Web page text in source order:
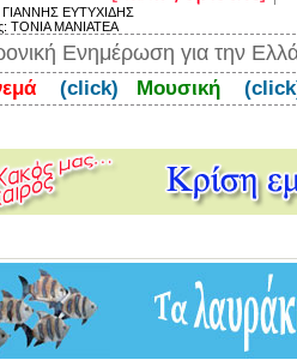
ΓΙΑΝΝΗΣ ΕΥΤΥΧΙΔΗΣ
ΤΟΝΙΑ ΜΑΝΙΑΤΕΑ
Ενημέρωση για την
(click) Μουσική